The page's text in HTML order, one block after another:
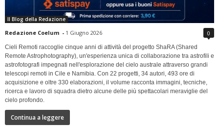
Il Blog della Redazione
Redazione Coelum - 1 Giugno 2026 0
Cieli Remoti raccoglie cinque anni di attività del progetto ShaRA (Shared
Remote Astrophotography), un'esperienza unica di collaborazione tra astrofili e
astrofotografi impegnati nell'esplorazione del cielo australe attraverso grandi
telescopi remoti in Cile e Namibia. Con 22 progetti, 34 autori, 493 ore di
acquisizione e oltre 330 elaborazioni, il volume racconta immagini, tecniche,
ricerca e lavoro di squadra dietro alcune delle più spettacolari meraviglie del
cielo profondo.
Continua a leggere